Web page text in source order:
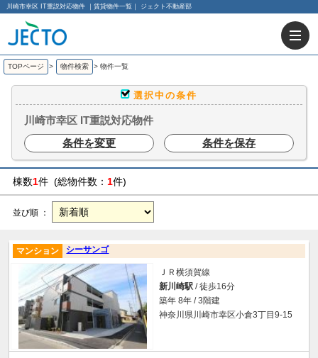
川崎市幸区 IT重説対応物件 ｜賃貸物件一覧｜ ジェクト不動産部
TOPページ > 物件検索 > 物件一覧
選択中の条件
川崎市幸区 IT重説対応物件
条件を変更
条件を保存
棟数1件 (総物件数： 1件)
並び順 ：
シーサンゴ
マンション
ＪＲ横須賀線
新川崎駅 / 徒歩16分
築年 8年 / 3階建
神奈川県川崎市幸区小倉3丁目9-15